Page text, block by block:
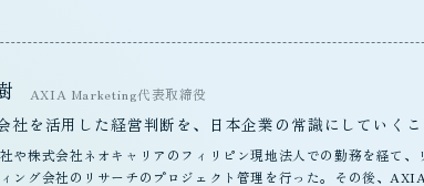
AXIA Marketing代表取締役
社を活用した経営判断を、日本企業の常識にしていくこ
や株式会社ネオキャリアのフィリピン現地法人での勤務を経て
ング会社のリサーチのプロジェクト管理を行った。その後、